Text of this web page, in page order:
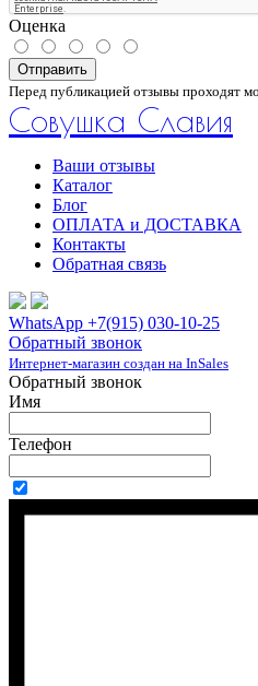
Оценка
Отправить
Перед публикацией отзывы проходят
Совушка Славия
Ваши отзывы
Каталог
Блог
ОПЛАТА и ДОСТАВКА
Контакты
Обратная связь
WhatsApp +7(915) 030-10-25
Обратный звонок
Интернет-магазин создан на InSales
Обратный звонок
Имя
Телефон